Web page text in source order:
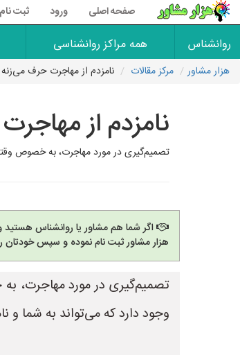
صفحه اصلی ورود ثبت
روانشناس همه مراکز روانشناسی
هزار مشاور مرکز مقالات نامزدم از مهاجرت حرف
نامزدم از
تصمیم‌گیری در مورد مهاجرت، به خصوص وقتی
اگر شما هم مشاور یا روانشناس هستید
هزار مشاور ثبت نام نموده و سپس خودتان
تصمیم‌گیری در مورد مهاجرت،
وجود دارد که می‌تواند به شما و